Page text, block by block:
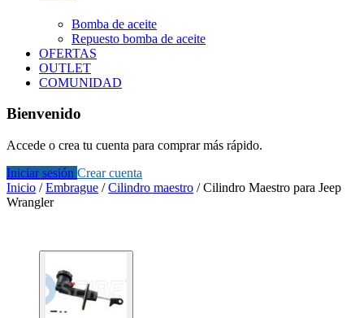
Bomba de aceite
Repuesto bomba de aceite
OFERTAS
OUTLET
COMUNIDAD
Bienvenido
Accede o crea tu cuenta para comprar más rápido.
Iniciar sesión Crear cuenta
Inicio /Embrague /Cilindro maestro /Cilindro Maestro para Jeep
Wrangler